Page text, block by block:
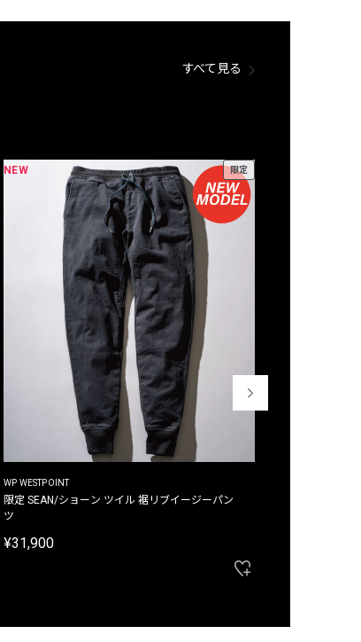
すべて見る
NEW 限定
WP WESTPOINT
限定 SEAN/ショーン ツイル 裾リブイージーパン
ツ
¥31,900